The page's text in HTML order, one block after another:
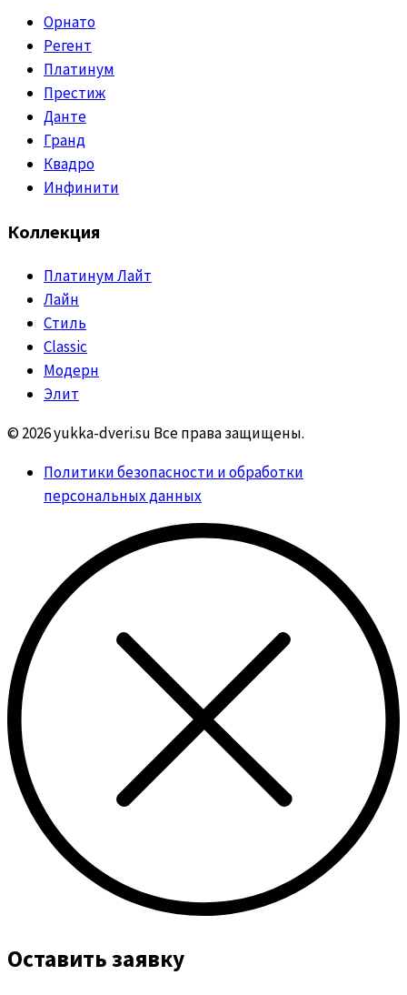
Орнато
Регент
Платинум
Престиж
Данте
Гранд
Квадро
Инфинити
Коллекция
Платинум Лайт
Лайн
Стиль
Classic
Модерн
Элит
© 2026 yukka-dveri.su Все права защищены.
Политики безопасности и обработки
персональных данных
Оставить заявку